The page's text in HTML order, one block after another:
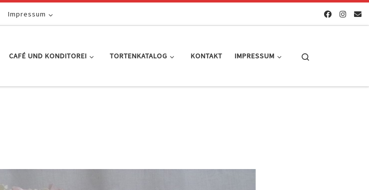
Impressum
CAFÉ UND KONDITOREI TORTENKATALOG KONTAKT IMPRESSUM